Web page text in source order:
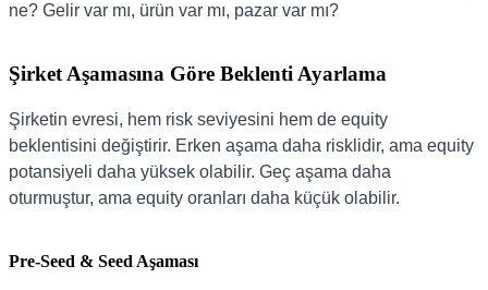
ne? Gelir var mı, ürün var mı, pazar var mı?
Şirket Aşamasına Göre Beklenti Ayarlama
Şirketin evresi, hem risk seviyesini hem de equity
beklentisini değiştirir. Erken aşama daha risklidir, ama equity
potansiyeli daha yüksek olabilir. Geç aşama daha
oturmuştur, ama equity oranları daha küçük olabilir.
Pre-Seed & Seed Aşaması